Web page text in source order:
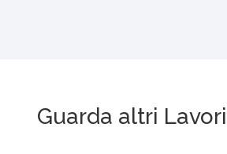
Guarda altri